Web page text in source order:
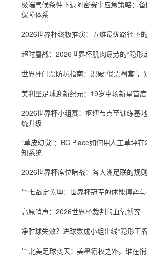
极端气候条件下迈阿密赛事应急策略：
保障体系
2026世界杯终极推演：五维最优路径下
超时鏖战：2026世界杯肌肉疲劳的“隐形
世界杯门票防坑指南：识破“假票圈套”，
美利坚足球迎新纪元：19岁中场新星首
2026世界杯小组赛：枢纽节点至训练基
统升级
“草皮幻觉”：BC Place如何用人工草坪在
知系统
2026世界杯席位暗战：各大洲足联的规
**“七战定乾坤：世界杯冠军的体能博弈
高原哨声：2026世界杯裁判的血氧博弈
净胜球失效？进球数成小组出线“隐形王
**“北美足球变天：美墨霸权之外，谁在